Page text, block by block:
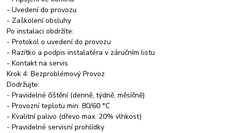
- Uvedení do provozu
- Zaškolení obsluhy
Po instalaci obdržíte:
- Protokol o uvedení do provozu
- Razítko a podpis instalatéra v záručním listu
- Kontakt na servis
Krok 4: Bezproblémový Provoz
Dodržujte:
- Pravidelné čištění (denně, týdně, měsíčně)
- Provozní teplotu min. 80/60 °C
- Kvalitní palivo (dřevo max. 20% vlhkost)
- Pravidelné servisní prohlídky